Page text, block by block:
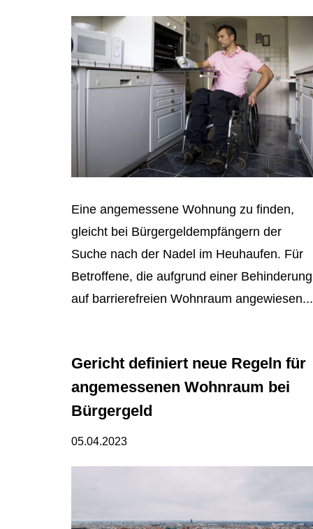
Eine angemessene Wohnung zu finden,
gleicht bei Bürgergeldempfängern der
Suche nach der Nadel im Heuhaufen. Für
Betroffene, die aufgrund einer Behinderung
auf barrierefreien Wohnraum angewiesen...
Gericht definiert neue Regeln für
angemessenen Wohnraum bei
Bürgergeld
05.04.2023